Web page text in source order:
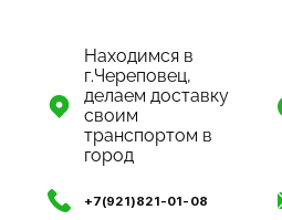
Находимся в
г.Череповец,
делаем доставку
своим
транспортом в
город
+7(921)821-01-08